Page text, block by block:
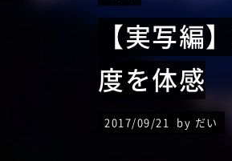
【実写編
度を体感
2017/09/21 by だい